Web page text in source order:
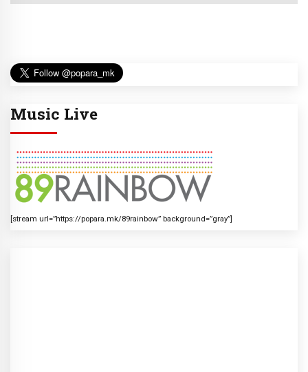
Music Live
[stream url=”https://popara.mk/89rainbow” background=”gray”]